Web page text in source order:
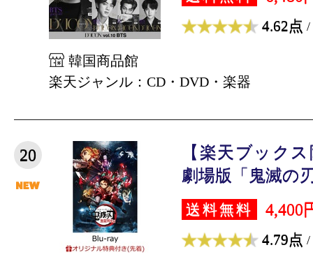
4.62点 /
韓国商品館
楽天ジャンル：CD・DVD・楽器
20
【楽天ブック
劇場版「鬼滅の
送料無料 4,400
4.79点 /